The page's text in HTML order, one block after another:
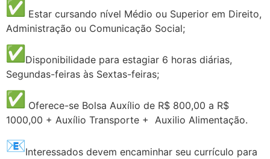
Estar cursando nível Médio ou Superior em Direito,
Administração ou Comunicação Social;
Disponibilidade para estagiar 6 horas diárias,
Segundas-feiras às Sextas-feiras;
Oferece-se Bolsa Auxílio de R$ 800,00 a R$
1000,00 + Auxílio Transporte + Auxilio Alimentação.
Interessados devem encaminhar seu currículo para